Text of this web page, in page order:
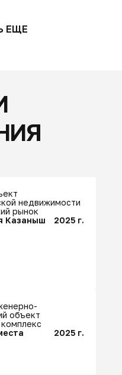
ЕЩЕ
недвижимости
рынок
Казаныш
2025 г.
объект
2025 г.